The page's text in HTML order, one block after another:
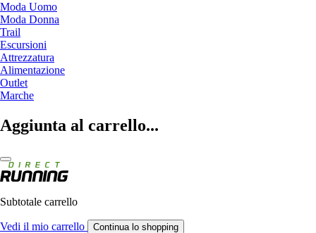
Moda Uomo
Moda Donna
Trail
Escursioni
Attrezzatura
Alimentazione
Outlet
Marche
Aggiunta al carrello...
Subtotale carrello
Vedi il mio carrello Continua lo shopping